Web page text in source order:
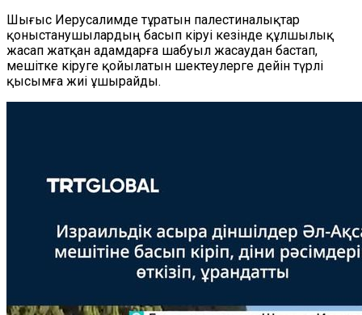
Шығыс Иерусалимдетұратын палестиналықтар
қоныстанушылардың басып кіруі кезінде құлшылық
жасап жатқан адамдарға шабуыл жасаудан бастап,
мешітке кіруге қойылатын шектеулерге дейін түрлі
қысымға жиі ұшырайды.